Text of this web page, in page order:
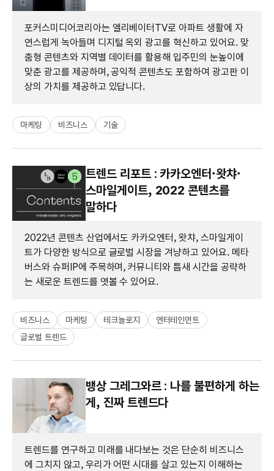
포커스미디어코리아는 엘리베이터TV로 아파트 생활에 자
연스럽게 녹아들며 디지털 옥외 광고를 혁신하고 있어요. 맞
춤형 콘텐츠와 지역별 데이터를 활용해 입주민의 눈높이에
맞춘 광고를 제공하며, 공익적 콘텐츠도 포함하여 광고판 이
상의 가치를 제공하고 있답니다.
마케팅 비즈니스 기술
트렌드 리포트 : 카카오엔터·왓챠·
스마일게이트, 2022 콘텐츠를
말하다
2022년 콘텐츠 산업에서도 카카오엔터, 왓챠, 스마일게이
트가 다양한 방식으로 글로벌 시장을 겨냥하고 있어요. 메타
버스와 슈퍼IP에 주목하며, 커뮤니티와 틈새 시간을 공략하
는 새로운 트렌드를 엿볼 수 있어요.
비즈니스 마케팅 테크놀로지
엔터테인먼트
글로벌 트렌드
뱅상 그레그와르 : 나를 불편하게 하는
게, 진짜 트렌드다
트렌드를 연구하고 미래를 내다보는 것은 단순히 비즈니스
에 그치지 않고, 우리가 어떤 시대를 살고 있는지 이해하는